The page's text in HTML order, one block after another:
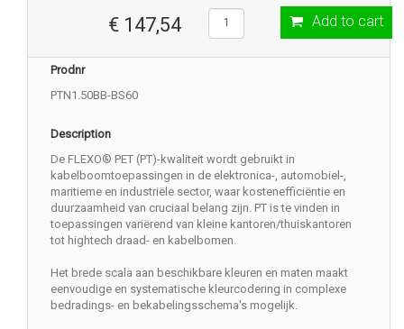
€ 147,54 Add to cart
Prodnr
PTN1.50BB-BS60
Description
De FLEXO® PET (PT)-kwaliteit wordt gebruikt in
kabelboomtoepassingen in de elektronica-, automobiel-,
maritieme en industriële sector, waar kostenefficiëntie en
duurzaamheid van cruciaal belang zijn. PT is te vinden in
toepassingen variërend van kleine kantoren/thuiskantoren
tot hightech draad- en kabelbomen.
Het brede scala aan beschikbare kleuren en maten maakt
eenvoudige en systematische kleurcodering in complexe
bedradings- en bekabelingsschema's mogelijk.